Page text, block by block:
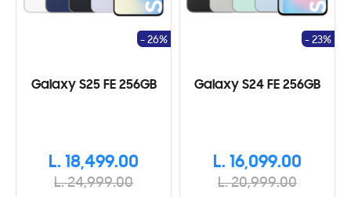
Galaxy S25 FE 256GB
L. 18,499.00
L. 24,999.00
- 26%
Galaxy S24 FE 256GB
L. 16,099.00
L. 20,999.00
- 23%